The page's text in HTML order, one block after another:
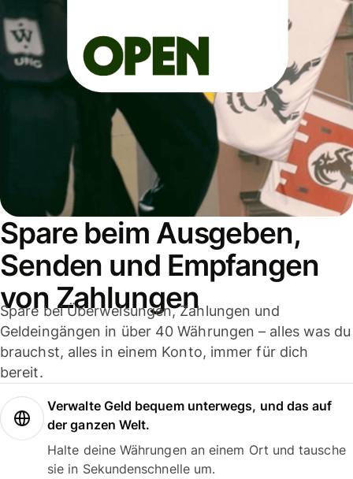
Spare beim Ausgeben,
Senden und Empfangen
von Zahlungen
Spare bei Überweisungen, Zahlungen und
Geldeingängen in über 40 Währungen – alles was du
brauchst, alles in einem Konto, immer für dich
bereit.
Verwalte Geld bequem unterwegs, und das auf
der ganzen Welt.
Halte deine Währungen an einem Ort und tausche
sie in Sekundenschnelle um.